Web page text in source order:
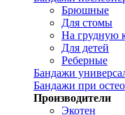
Брюшные
Для стомы
На грудную
Для детей
Реберные
Бандажи
Бандажи при
Производители
Экотен